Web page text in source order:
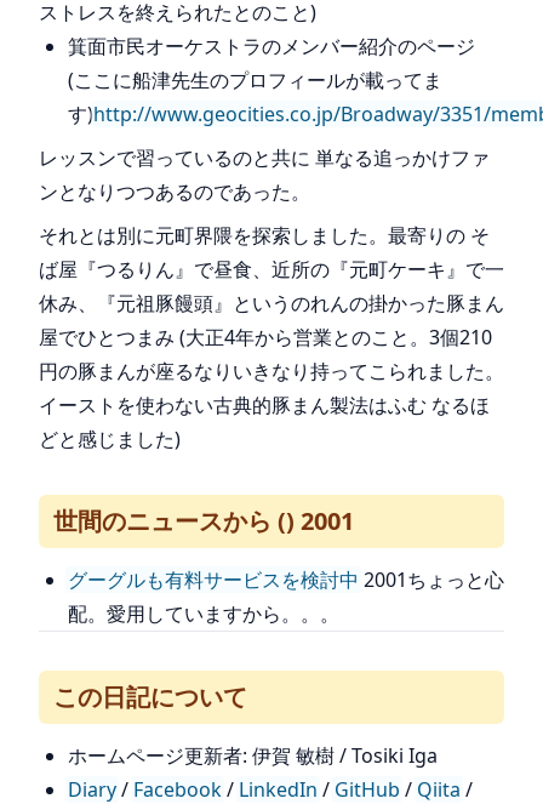
ストレスを終えられたとのこと)
箕面市民オーケストラのメンバー紹介のページ
(ここに船津先生のプロフィールが載ってま
す)http://www.geocities.co.jp/Broadway/3351/
レッスンで習っているのと共に 単なる追っかけファ
ンとなりつつあるのであった。
それとは別に元町界隈を探索しました。最寄りの そ
ば屋『つるりん』で昼食、近所の『元町ケーキ』で一
休み、『元祖豚饅頭』というのれんの掛かった豚まん
屋でひとつまみ (大正4年から営業とのこと。3個210
円の豚まんが座るなりいきなり持ってこられました。
イーストを使わない古典的豚まん製法はふむ なるほ
どと感じました)
世間のニュースから () 2001
グーグルも有料サービスを検討中 2001ちょっと心
配。愛用していますから。。。
この日記について
ホームページ更新者: 伊賀 敏樹 / Tosiki Iga
Diary/ Facebook/ LinkedIn / GitHub / Qiita /